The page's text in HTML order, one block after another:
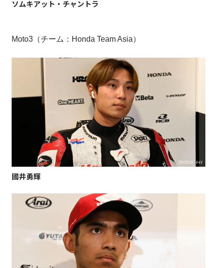
ソムキアット・チャントラ
Moto3（チーム：Honda Team Asia）
國井勇輝